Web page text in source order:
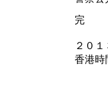
完
２０
香港時